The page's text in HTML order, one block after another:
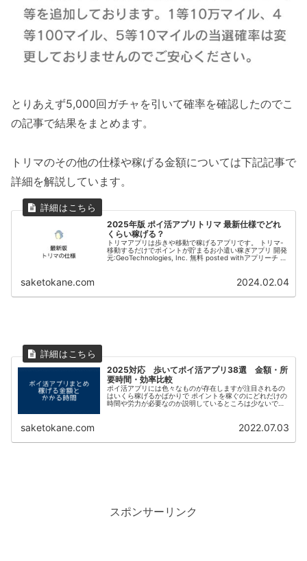
とりあえず5,000回ガチャを引いて確率を確認したのでこ
の記事で結果をまとめます。
トリマのその他の仕様や稼げる金額については下記記事で
詳細を解説しています。
2025年版 ポイ活アプリトリマ 最新仕様でどれ
くらい稼げる？
トリマアプリは歩きや移動で稼げるアプリです。 トリマ-
移動するだけでポイントが貯まるお小遣い稼ぎアプリ 開発
元:GeoTechnologies, Inc. 無料 posted withアプリーチ ポ
saketokane.com 2024.02.04
2025対応 歩いてポイ活アプリ38選 金額・所
要時間・効率比較
ポイ活アプリには色々なものが存在しますが注目されるの
はいくら稼げるかばかりで ポイントを稼ぐのにどれだけの
時間や労力が必要なのか説明しているところは少ないで
saketokane.com 2022.07.03
スポンサーリンク